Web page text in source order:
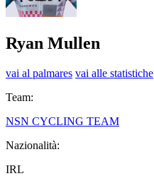
Ryan Mullen
vai al palmares vai alle statistiche
Team:
NSN CYCLING TEAM
Nazionalità:
IRL